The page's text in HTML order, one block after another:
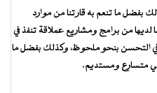
بفضل ما تنعم به قارتنا من موارد
من برامج ومشاريع عملاقة تنفذ في
آخذة في التحسن بنحو ملحوظ، وكذلك بفضل ما
متسارع ومستديم.